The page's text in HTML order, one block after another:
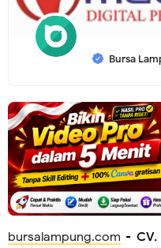
Bursa
bursalampung.com -